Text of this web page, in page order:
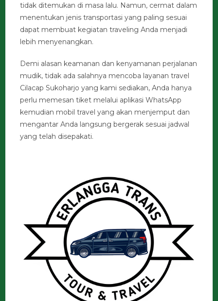
tidak ditemukan di masa lalu. Namun, cermat dalam
menentukan jenis transportasi yang paling sesuai
dapat membuat kegiatan traveling Anda menjadi
lebih menyenangkan.
Demi alasan keamanan dan kenyamanan perjalanan
mudik, tidak ada salahnya mencoba layanan travel
Cilacap Sukoharjo yang kami sediakan, Anda hanya
perlu memesan tiket melalui aplikasi WhatsApp
kemudian mobil travel yang akan menjemput dan
mengantar Anda langsung bergerak sesuai jadwal
yang telah disepakati.